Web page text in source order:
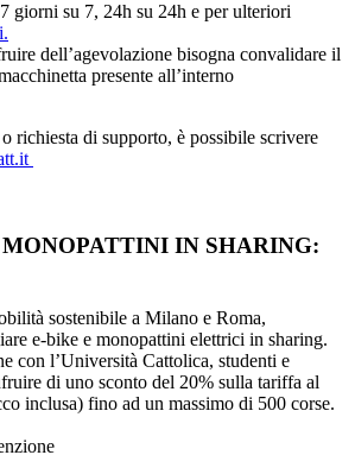
giorni su 7, 24h su 24h e per ulteriori
dell’agevolazione bisogna convalidare il
presente all’interno
richiesta di supporto, è possibile scrivere
IN SHARING:
sostenibile a Milano e Roma,
e-bike e monopattini elettrici in sharing.
con l’Università Cattolica, studenti e
di uno sconto del 20% sulla tariffa al
inclusa) fino ad un massimo di 500 corse.